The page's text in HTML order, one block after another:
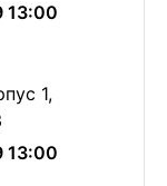
13:00
1,
13:00